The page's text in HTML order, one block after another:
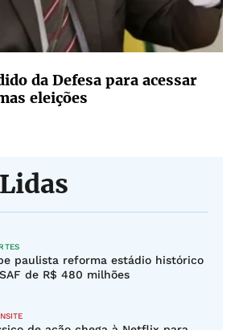
da Defesa para acessar
eleições
paulista reforma estádio histórico
de R$ 480 milhões